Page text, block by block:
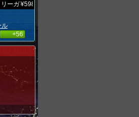
ガ¥598
マンチェスター・C
¥2,320
修斗
+8